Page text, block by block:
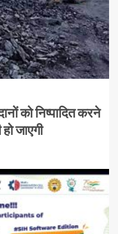
को निष्पादित करने
जाएगी